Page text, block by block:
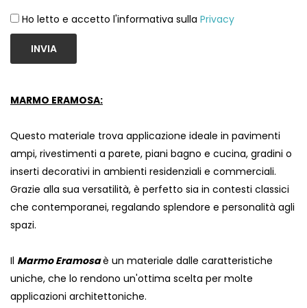
Ho letto e accetto l'informativa sulla Privacy
INVIA
MARMO ERAMOSA:
Questo materiale trova applicazione ideale in pavimenti
ampi, rivestimenti a parete, piani bagno e cucina, gradini o
inserti decorativi in ambienti residenziali e commerciali.
Grazie alla sua versatilità, è perfetto sia in contesti classici
che contemporanei, regalando splendore e personalità agli
spazi.
Il Marmo Eramosaè un materiale dalle caratteristiche
uniche, che lo rendono un'ottima scelta per molte
applicazioni architettoniche.